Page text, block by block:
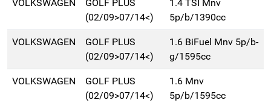
VOLKSWAGEN
GOLF PLUS
(02/09>07/14<)
1.4 TSI Mnv
5p/b/1390cc
VOLKSWAGEN
GOLF PLUS
(02/09>07/14<)
1.6 BiFuel Mnv 5p/b-
g/1595cc
VOLKSWAGEN
GOLF PLUS
(02/09>07/14<)
1.6 Mnv
5p/b/1595cc